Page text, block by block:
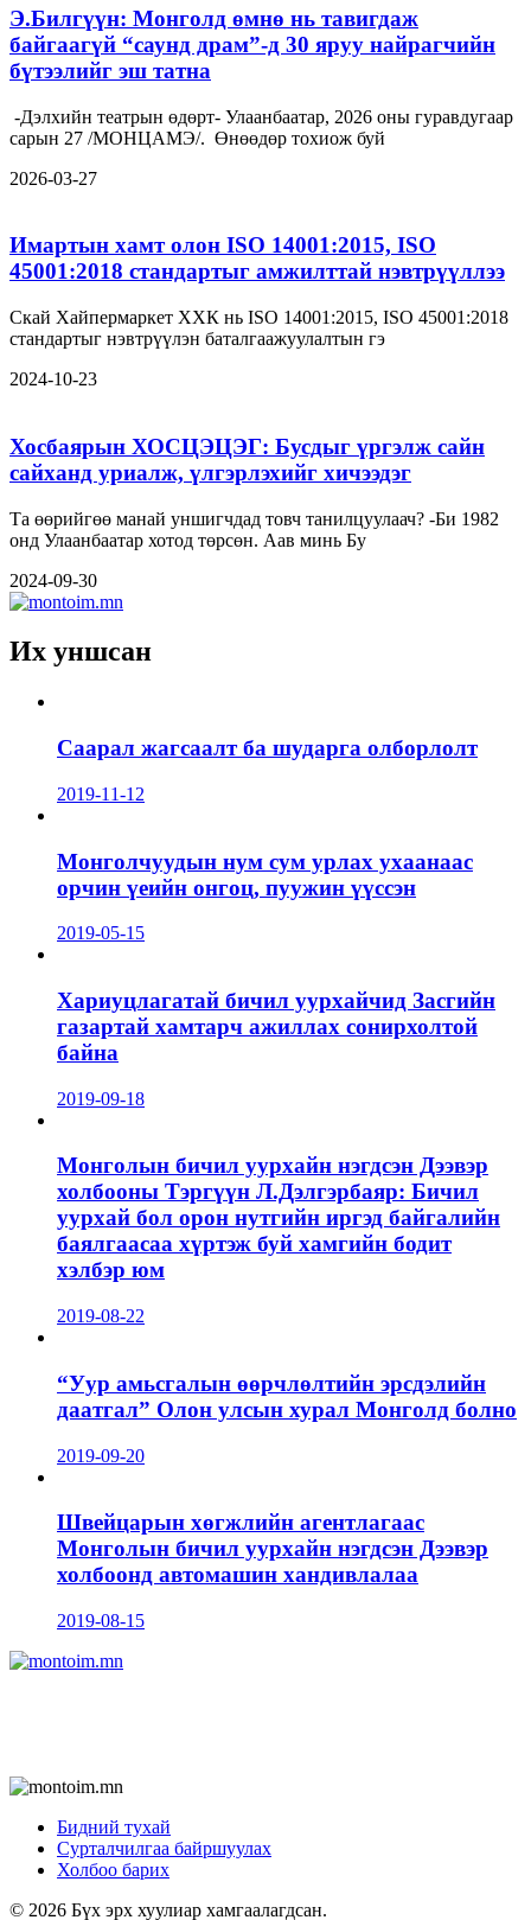
Э.Билгүүн: Монголд өмнө нь тавигдаж
байгаагүй “саунд драм”-д 30 яруу найрагчийн
бүтээлийг эш татна
-Дэлхийн театрын өдөрт- Улаанбаатар, 2026 оны гуравдугаар
сарын 27 /МОНЦАМЭ/. Өнөөдөр тохиож буй
2026-03-27
Имартын хамт олон ISO 14001:2015, ISO
45001:2018 стандартыг амжилттай нэвтрүүллээ
Скай Хайпермаркет ХХК нь ISO 14001:2015, ISO 45001:2018
стандартыг нэвтрүүлэн баталгаажуулалтын гэ
2024-10-23
Хосбаярын ХОСЦЭЦЭГ: Бусдыг үргэлж сайн
сайханд уриалж, үлгэрлэхийг хичээдэг
Та өөрийгөө манай уншигчдад товч танилцуулаач? -Би 1982
онд Улаанбаатар хотод төрсөн. Аав минь Бу
2024-09-30
Их уншсан
Саарал жагсаалт ба шударга олборлолт
2019-11-12
Монголчуудын нум сум урлах ухаанаас
орчин үеийн онгоц, пуужин үүссэн
2019-05-15
Хариуцлагатай бичил уурхайчид Засгийн
газартай хамтарч ажиллах сонирхолтой
байна
2019-09-18
Монголын бичил уурхайн нэгдсэн Дээвэр
холбооны Тэргүүн Л.Дэлгэрбаяр: Бичил
уурхай бол орон нутгийн иргэд байгалийн
баялгаасаа хүртэж буй хамгийн бодит
хэлбэр юм
2019-08-22
“Уур амьсгалын өөрчлөлтийн эрсдэлийн
даатгал” Олон улсын хурал Монголд болно
2019-09-20
Швейцарын хөгжлийн агентлагаас
Монголын бичил уурхайн нэгдсэн Дээвэр
холбоонд автомашин хандивлалаа
2019-08-15
Бидний тухай
Сурталчилгаа байршуулах
Холбоо барих
© 2026 Бүх эрх хуулиар хамгаалагдсан.